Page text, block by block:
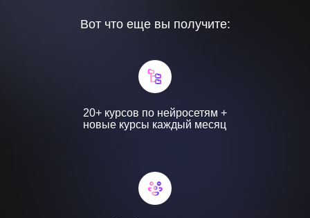
Вот что еще вы получите:
20+ курсов по нейросетям +
новые курсы каждый месяц